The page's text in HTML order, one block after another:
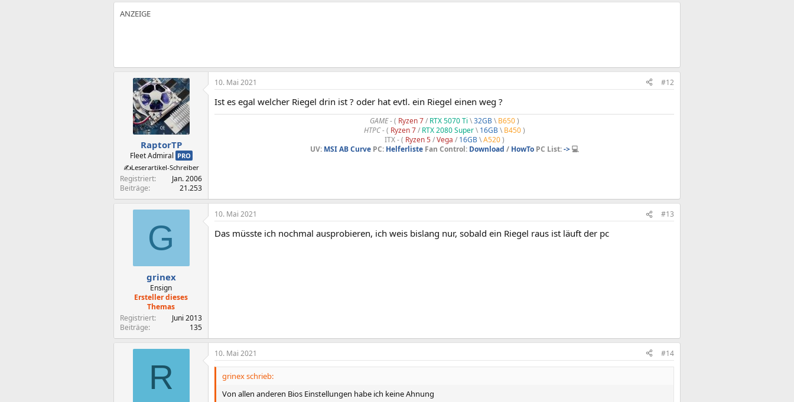
RaptorTP
Fleet Admiral PRO
✍️Leserartikel-Schreiber
Registriert
Jan. 2006
Beiträge
21.253
10. Mai 2021 #12
Ist es egal welcher Riegel drin ist ? oder hat evtl. ein Riegel einen weg ?
GAME- ( Ryzen 7/ RTX 5070 Ti \32GB\ B650)
HTPC -( Ryzen 7/ RTX 2080 Super\ 16GB\ B450)
ITX - ( Ryzen 5/Vega / 16GB\A520)
UV: MSI AB Curve PC: HelferlisteFan Control: Download / HowToPC List:->💻
G
grinex
Ensign
Ersteller dieses
Themas
Registriert
Juni 2013
Beiträge
135
10. Mai 2021 #13
Das müsste ich nochmal ausprobieren, ich weis bislang nur, sobald ein Riegel raus ist läuft der pc
R
10. Mai 2021 #14
grinex schrieb:
Von allen anderen Bios Einstellungen habe ich keine Ahnung